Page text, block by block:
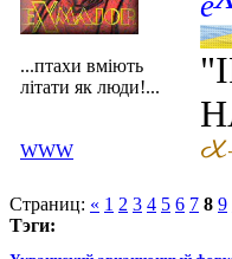
...птахи вміють
літати як люди!...
WWW
Страниц: « 1 2 3 4 5 6 7 8 9
Тэги: